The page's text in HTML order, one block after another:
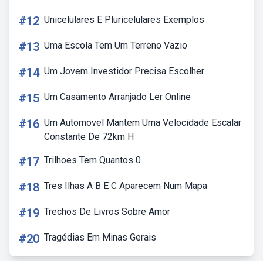
#12 Unicelulares E Pluricelulares Exemplos
#13 Uma Escola Tem Um Terreno Vazio
#14 Um Jovem Investidor Precisa Escolher
#15 Um Casamento Arranjado Ler Online
#16 Um Automovel Mantem Uma Velocidade Escalar
Constante De 72km H
#17 Trilhoes Tem Quantos 0
#18 Tres Ilhas A B E C Aparecem Num Mapa
#19 Trechos De Livros Sobre Amor
#20 Tragédias Em Minas Gerais